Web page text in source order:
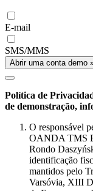
E-mail
SMS/MMS
Abrir uma conta demo
Política de
de demonstração,
O responsável
OANDA TMS
Rondo
identificação
mantidos pelo
Varsóvia, XIII